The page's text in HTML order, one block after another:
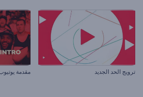
ترويج الحد الجديد مقدمة